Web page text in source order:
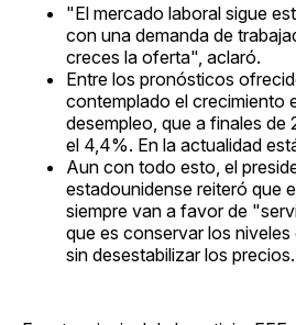
"El mercado laboral sigue
con una demanda de
creces la oferta", aclaró.
Entre los pronósticos
contemplado el crecimiento
desempleo, que a finales de
el 4,4%. En la actualidad
Aun con todo esto, el
estadounidense reiteró que
siempre van a favor de
que es conservar los
sin desestabilizar los precios.